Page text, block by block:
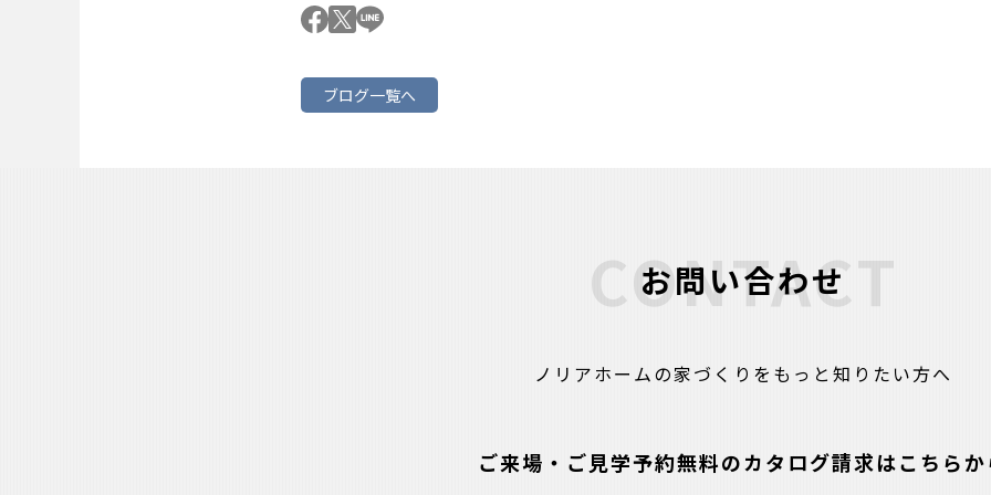
ブログ一覧へ
お問い合わせ
CONTACT
ノリアホームの家づくりをもっと知りたい方へ
ご来場・ご見学予約無料のカタログ請求はこちら